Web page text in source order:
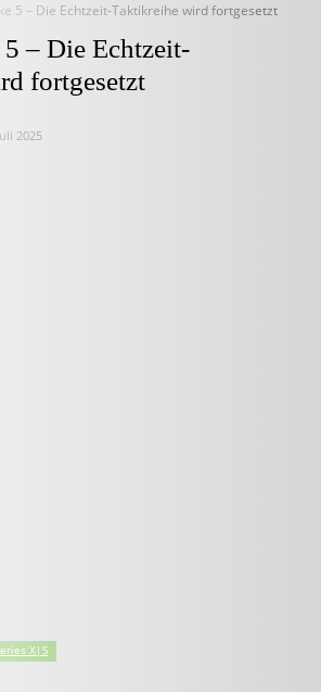
5 – Die Echtzeit-Taktikreihe wird fortgesetzt
– Die Echtzeit-
fortgesetzt
2025
X|S